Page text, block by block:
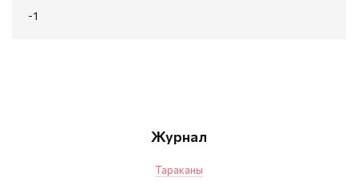
-1
Журнал
Тараканы